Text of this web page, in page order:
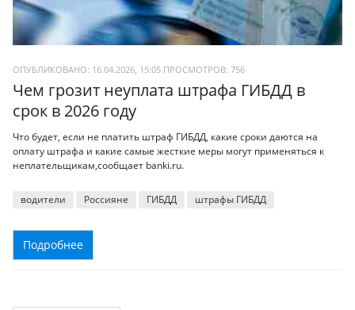
ОПУБЛИКОВАНО: 16.04.2026, 15:05 ПРОСМОТРОВ: 756
Чем грозит неуплата штрафа ГИБДД в
срок в 2026 году
Что будет, если не платить штраф ГИБДД, какие сроки даются на
оплату штрафа и какие самые жесткие меры могут применяться к
неплательщикам,сообщает banki.ru.
водители Россияне ГИБДД штрафы ГИБДД
Подробнее